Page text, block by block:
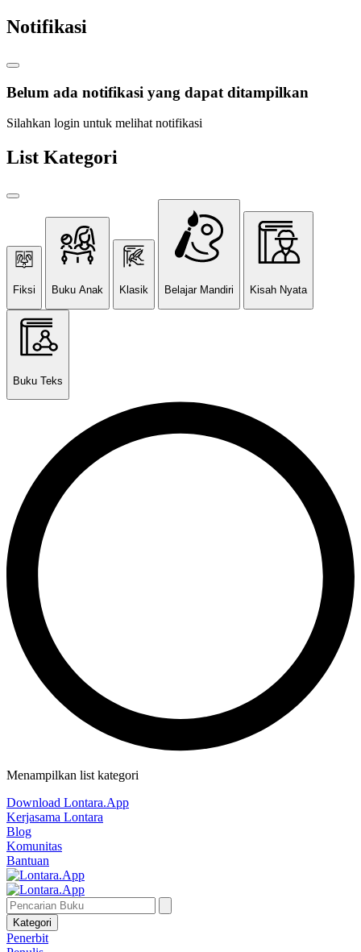
Notifikasi
Belum ada notifikasi yang dapat ditampilkan
Silahkan login untuk melihat notifikasi
List Kategori
Fiksi Buku Anak Klasik Belajar Mandiri Kisah Nyata
Buku Teks
Menampilkan list kategori
Download Lontara.App
Kerjasama Lontara
Blog
Komunitas
Bantuan
Kategori
Penerbit